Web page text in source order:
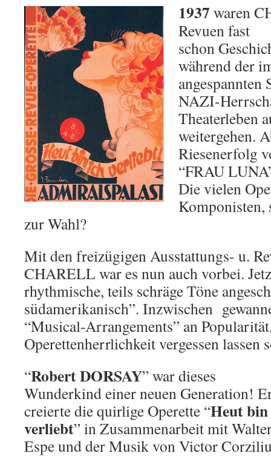
1937 waren
Revuen fast
schon
während der
angespannten
NAZI-
Theaterleben
weitergehen.
Riesenerfolg
“FRAU
Die vielen
Komponisten,
zur Wahl?
Mit den freizügigen Ausstattungs- u.
CHARELL war es nun auch vorbei.
rhythmische, teils schräge Töne
südamerikanisch”. Inzwischen
“Musical-Arrangements” an
Operettenherrlichkeit vergessen lassen
“Robert DORSAY” war dieses
Wunderkind einer neuen Generation!
creierte die quirlige Operette “Heut
verliebt” in Zusammenarbeit mit
Espe und der Musik von Victor